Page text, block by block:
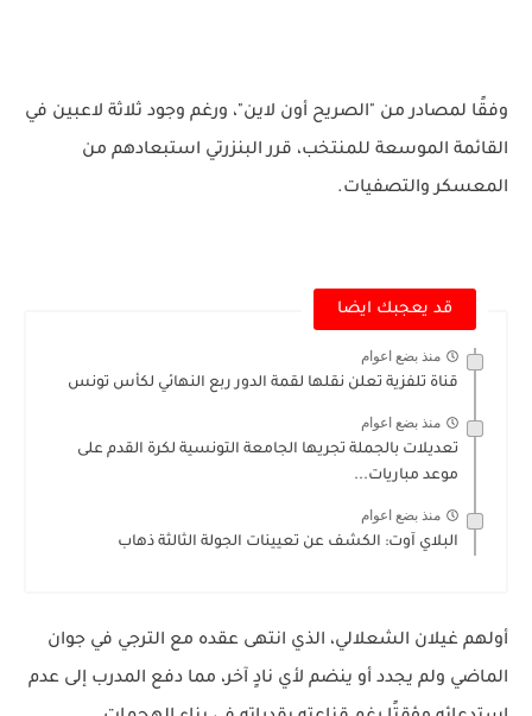
وفقًا لمصادر من "الصريح أون لاين"، ورغم وجود ثلاثة لاعبين في
القائمة الموسعة للمنتخب، قرر البنزرتي استبعادهم من
المعسكر والتصفيات.
قد يعجبك ايضا
منذ بضع اعوام
قناة تلفزية تعلن نقلها لقمة الدور ربع النهائي لكأس تونس
منذ بضع اعوام
تعديلات بالجملة تجريها الجامعة التونسية لكرة القدم على
موعد مباريات...
منذ بضع اعوام
البلاي آوت: الكشف عن تعيينات الجولة الثالثة ذهاب
أولهم غيلان الشعلالي، الذي انتهى عقده مع الترجي في جوان
الماضي ولم يجدد أو ينضم لأي نادٍ آخر، مما دفع المدرب إلى عدم